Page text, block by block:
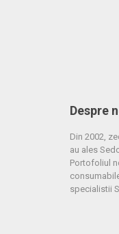
Despre
Din 2002,
au ales
Portofoliul
specialistii